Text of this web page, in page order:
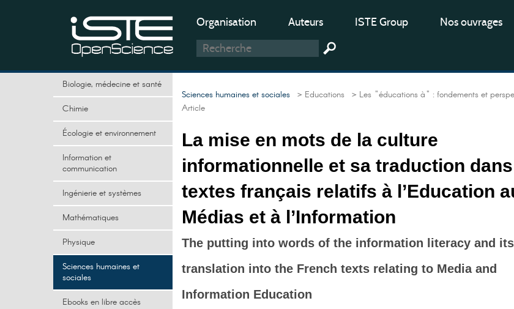
Organisation Auteurs ISTE Group Nos ouvrages
Biologie, médecine et santé
Chimie
Écologie et environnement
Information et
communication
Ingénierie et systèmes
Mathématiques
Physique
Sciences humaines et
sociales
Ebooks en libre accès
Sciences humaines et sociales > Educations > Les "éducations à" : fondements et
Article
La mise en mots de la culture
informationnelle et sa traduction
textes français relatifs à l’Education
Médias et à l’Information
The putting into words of the information literacy and its
translation into the French texts relating to Media and
Information Education